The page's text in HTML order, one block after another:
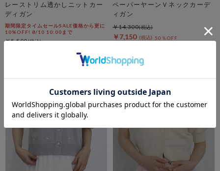
レーストリム透かしニットカー
ディガン
期間限定タイムセールSALE価格から更に
10%OFF! 8/10 10:00まで
￥5,500
ペーパーヤーンＶネックカーデ
ィガン
￥7,150 50％OFF
￥14,300